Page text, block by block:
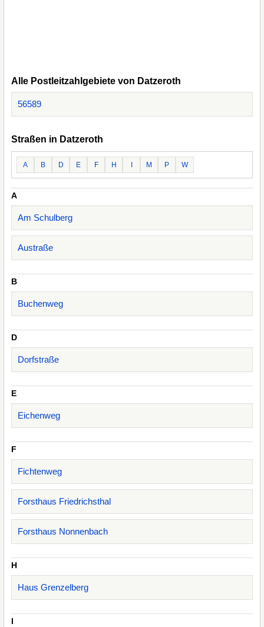
Alle Postleitzahlgebiete von Datzeroth
56589
Straßen in Datzeroth
A B D E F H M P W
A
Am Schulberg
Austraße
B
Buchenweg
D
Dorfstraße
E
Eichenweg
F
Fichtenweg
Forsthaus Friedrichsthal
Forsthaus Nonnenbach
H
Haus Grenzelberg
I